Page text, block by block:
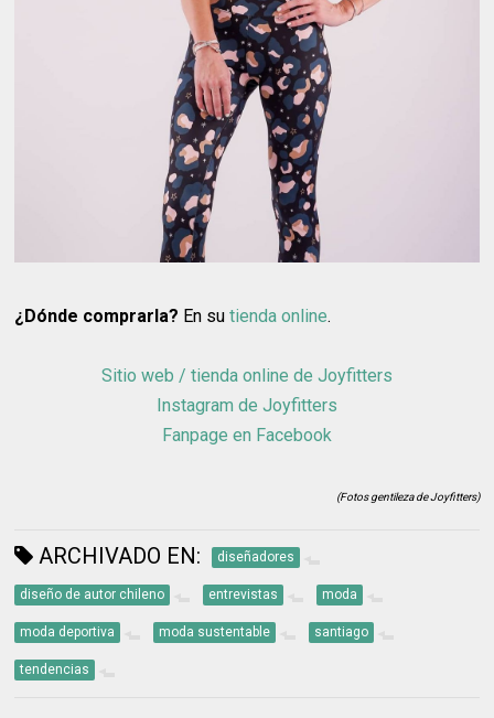
¿Dónde comprarla? En sutienda online.
Sitio web / tienda online de Joyfitters
Instagram de Joyfitters
Fanpage en Facebook
(Fotos gentileza de Joyfitters)
ARCHIVADO EN: diseñadores
diseño de autor chileno entrevistas moda
moda deportiva moda sustentable santiago
tendencias